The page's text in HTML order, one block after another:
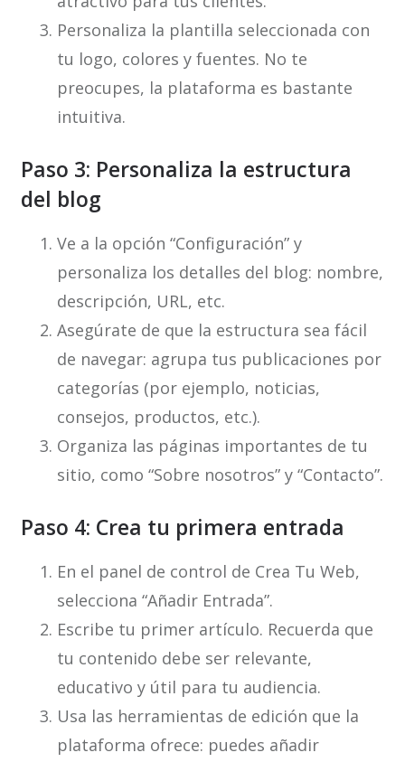
Personaliza la plantilla seleccionada con
tu logo, colores y fuentes. No te
preocupes, la plataforma es bastante
intuitiva.
Paso 3: Personaliza la estructura
del blog
Ve a la opción “Configuración” y
personaliza los detalles del blog: nombre,
descripción, URL, etc.
Asegúrate de que la estructura sea fácil
de navegar: agrupa tus publicaciones por
categorías (por ejemplo, noticias,
consejos, productos, etc.).
Organiza las páginas importantes de tu
sitio, como “Sobre nosotros” y “Contacto”.
Paso 4: Crea tu primera entrada
En el panel de control de Crea Tu Web,
selecciona “Añadir Entrada”.
Escribe tu primer artículo. Recuerda que
tu contenido debe ser relevante,
educativo y útil para tu audiencia.
Usa las herramientas de edición que la
plataforma ofrece: puedes añadir